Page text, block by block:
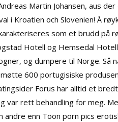
Martin Johansen, aus der
i Kroatien och Slovenien! Å
som et brudd på
Hotell og Hemsedal
og dumpere til Norge. Så
600 portugisiske
Forus har alltid et
var rett behandling for meg.
andre enn Toon porn pics